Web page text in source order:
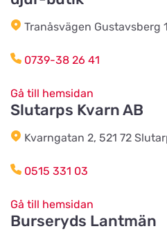
Djórahandilin sp/f
Träbolaget i Ljungbyhed
Ljungbygatan 25
Drostvägen 14
Allboden i Strängnäs
Tranåsvägen Gustavsberg
0739-38 26 41
Gå till hemsidan
Slutarps Kvarn AB
Kvarngatan 2, 521 72
0515 331 03
Gå till hemsidan
Burseryds Lantmän